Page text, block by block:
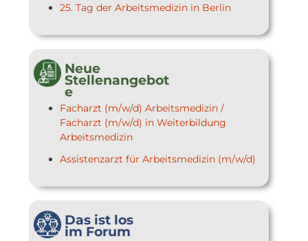
25. Tag der Arbeitsmedizin in Berlin
Neue
Stellenangebot
e
Facharzt (m/w/d) Arbeitsmedizin /
Facharzt (m/w/d) in Weiterbildung
Arbeitsmedizin
Assistenzarzt für Arbeitsmedizin (m/w/d)
Das ist los
im Forum